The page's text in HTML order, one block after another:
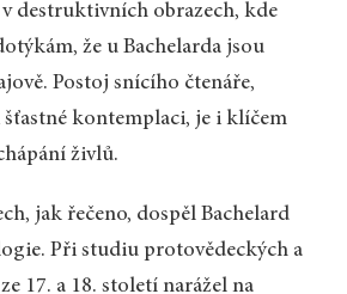
destruktivních obrazech, kde
že u Bachelarda jsou
Postoj snícího čtenáře,
kontemplaci, je i klíčem
živlů.
jak řečeno, dospěl Bachelard
Při studiu protovědeckých a
17. a 18. století narážel na